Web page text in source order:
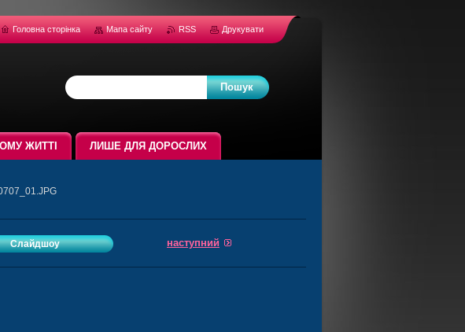
Слайдшоу наступний
ЖИТТІ ЛИШЕ ДЛЯ ДОРОСЛИХ
Головна сторінка Мапа сайту RSS Друкувати